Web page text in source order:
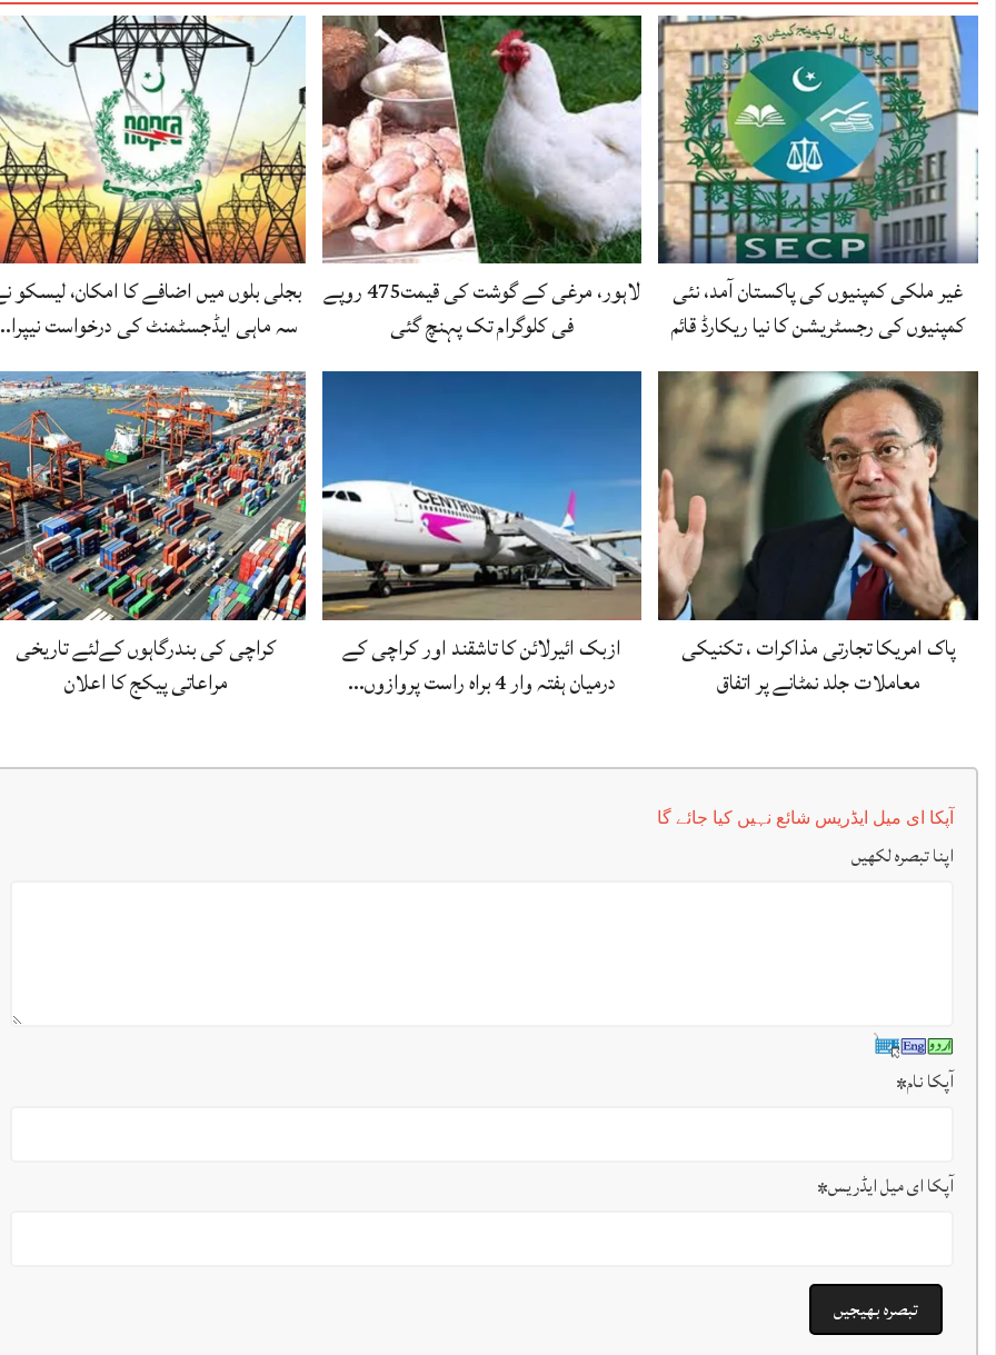
غیر ملکی کمپنیوں کی پاکستان آمد، نئی
کمپنیوں کی رجسٹریشن کا نیا ریکارڈ قائم
لاہور، مرغی کے گوشت کی قیمت475 روپے
فی کلوگرام تک پہنچ گئی
بجلی بلوں میں اضافے کا امکان، لیسکو
سہ ماہی ایڈجسٹمنٹ کی درخواست
پاک امریکا تجارتی مذاکرات ، تکنیکی
معاملات جلد نمٹانے پر اتفاق
ازبک ائیرلائن کا تاشقند اور کراچی کے
درمیان ہفتہ وار 4 براہ راست پروازوں…
کراچی کی بندرگاہوں کےلئے تاریخی
مراعاتی پیکج کا اعلان
آپکا ای میل ایڈریس شائع نہیں کیا جائے گا
اپنا تبصرہ لکھیں
آپکا نام*
آپکا ای میل ایڈریس*